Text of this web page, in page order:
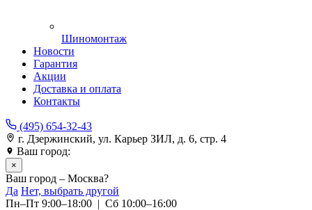
Шиномонтаж
Новости
Гарантия
Акции
Доставка и оплата
Контакты
(495) 654-32-43
г. Дзержинский, ул. Карьер ЗИЛ, д. 6, стр. 4
Ваш город:
×
Ваш город – Москва?
Да Нет, выбрать другой
Пн–Пт 9:00–18:00 | Сб 10:00–16:00